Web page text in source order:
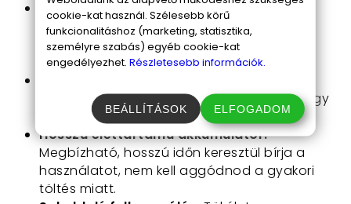
Biztonságos éjszakai közlekedés:
Automatikusan aktiválódik, ha mozgást
érzékel, így elkerülheted az éjszakai
baleseteket.
felszerelhető, nem igényel szakértelmet vagy
speciális eszközöket.
Hosszú élettartamú akkumulátor:
Megbízható, hosszú időn keresztül bírja a
használatot, nem kell aggódnod a gyakori
töltés miatt.
cookie-kat használ. Szélesebb körű
funkcionalitáshoz (marketing, statisztika,
személyre szabás) egyéb cookie-kat
engedélyezhet. Részletesebb információk.
BEÁLLÍTÁSOK ELFOGADOM